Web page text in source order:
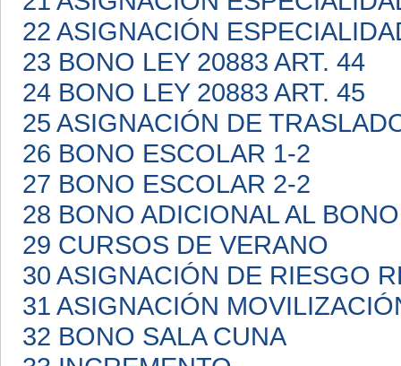
22 ASIGNACIÓN
23 BONO LEY 20883 ART. 44
24 BONO LEY 20883 ART. 45
25 ASIGNACIÓN DE
26 BONO ESCOLAR 1-2
27 BONO ESCOLAR 2-2
28 BONO ADICIONAL AL
29 CURSOS DE VERANO
30 ASIGNACIÓN DE RIESGO
31 ASIGNACIÓN
32 BONO SALA CUNA